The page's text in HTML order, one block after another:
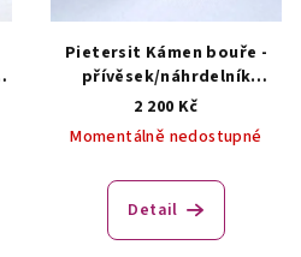
Pietersit Kámen bouře -
přívěsek/náhrdelník
AUTORSKÁ TVORBA ŠPERKŮ
Z MINERÁLŮ
2 200 Kč
Momentálně nedostupné
Detail